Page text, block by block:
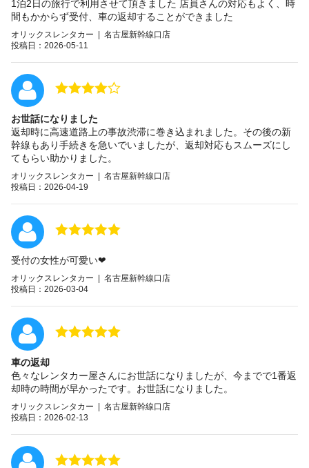
1泊2日の旅行で利用させて頂きました 店員さんの対応もよく、時
間もかからず受付、車の返却することができました
オリックスレンタカー | 名古屋新幹線口店
投稿日：2026-05-11
お世話になりました
返却時に高速道路上の事故渋滞に巻き込まれました。その後の新
幹線もあり手続きを急いでいましたが、返却対応もスムーズにし
てもらい助かりました。
オリックスレンタカー | 名古屋新幹線口店
投稿日：2026-04-19
受付の女性が可愛い❤
オリックスレンタカー | 名古屋新幹線口店
投稿日：2026-03-04
車の返却
色々なレンタカー屋さんにお世話になりましたが、今までで1番返
却時の時間が早かったです。お世話になりました。
オリックスレンタカー | 名古屋新幹線口店
投稿日：2026-02-13